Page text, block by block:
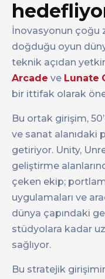
İnovasyonun çoğu
doğduğu oyun
teknik açıdan
Arcade ve Lunate
bir ittifak olarak öne
Bu ortak girişim,
ve sanat alanıdaki
getiriyor. Unity,
geliştirme
çeken ekip;
uygulamaları ve
dünya çapındaki
stüdyolara kadar
sağlıyor.
Bu stratejik